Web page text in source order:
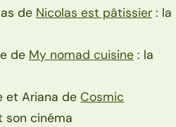
de Nicolas est pâtissier : la
de My nomad cuisine : la
et Ariana de Cosmic
son cinéma